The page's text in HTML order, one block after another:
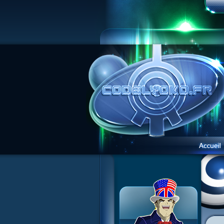
6 Cruel dilemme
7 Problème d'image
10 Créature de rêve
11 Enragés